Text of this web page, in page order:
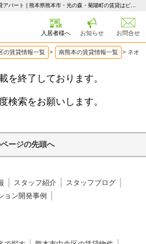
ネオ レジデンス八王寺南熊本のワンルーム賃貸アパート | 熊本県熊本市・光の森・菊陽町の賃貸はピタットハウス 熊本賃貸サポート
入居者様へ お知らせ お問合せ
の賃貸情報一覧 > 南熊本の賃貸情報一覧 > ネオ
を終了しております。
検索をお願いします。
ージの先頭へ
スタッフ紹介
スタッフブログ
ョン開発事例